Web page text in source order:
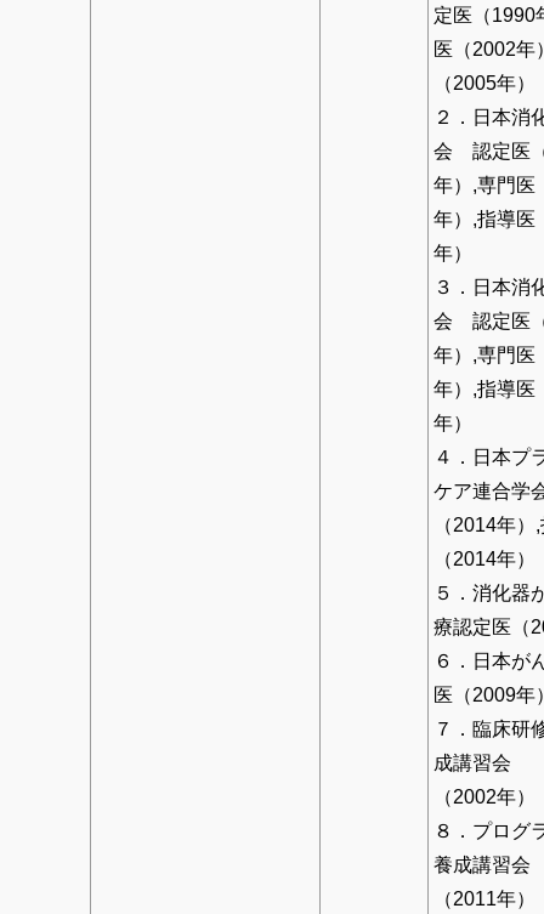
定医（1990
医（2002年
（2005年）
２．日本消
会 認定医
年）,専門医
年）,指導医
年）
３．日本消
会 認定医
年）,専門医
年）,指導医
年）
４．日本プ
ケア連合学
（2014年）
（2014年）
５．消化器
療認定医（
６．日本が
医（2009年
７．臨床研
成講習会
（2002年）
８．プログ
養成講習
（2011年）